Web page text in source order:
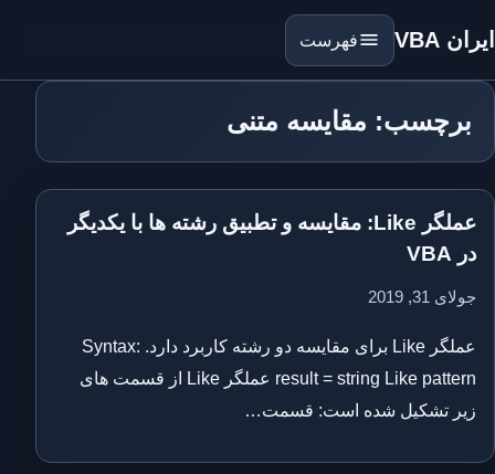
ایران VBA فهرست
برچسب: مقایسه متنی
عملگر Like: مقایسه و تطبیق رشته ها با یکدیگر
در VBA
جولای 31, 2019
عملگر Like برای مقایسه دو رشته کاربرد دارد. Syntax:
result = string Like pattern عملگر Like از قسمت های
زیر تشکیل شده است: قسمت…